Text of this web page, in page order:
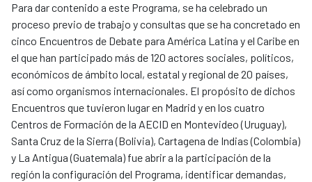
Para dar contenido a este Programa, se ha celebrado un
proceso previo de trabajo y consultas que se ha concretado en
cinco Encuentros de Debate para América Latina y el Caribe en
el que han participado más de 120 actores sociales, políticos,
económicos de ámbito local, estatal y regional de 20 países,
así como organismos internacionales. El propósito de dichos
Encuentros que tuvieron lugar en Madrid y en los cuatro
Centros de Formación de la AECID en Montevideo (Uruguay),
Santa Cruz de la Sierra (Bolivia), Cartagena de Indias (Colombia)
y La Antigua (Guatemala) fue abrir a la participación de la
región la configuración del Programa, identificar demandas,